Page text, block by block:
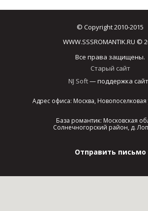
© Copyright 2010-2015
WWW.SSSROMANTIK.RU ©
Все права защищены.
Старый сайт
NJ Soft— поддержка
Адрес офиса: Москва, Новопоселковая
База романтик: Московская
Солнечногорский район, д.
Отправить письмо